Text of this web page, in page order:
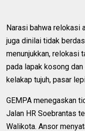
Narasi bahwa relokasi
juga dinilai tidak
menunjukkan, relokasi
pada lapak kosong
kelakap tujuh, pasar
GEMPA menegaskan
Jalan HR Soebrantas
Walikota. Ansor